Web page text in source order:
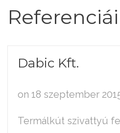
Dabic Kft.
on 18 szeptember
Termálkút szivattyú